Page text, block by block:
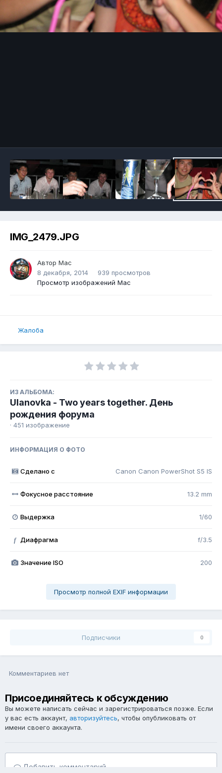
IMG_2479.JPG
Автор Mac
8 декабря, 2014
939 просмотров
Просмотр изображений Mac
Жалоба
ИЗ АЛЬБОМА:
Ulanovka - Two years together. День
рождения форума
· 451 изображение
ИНФОРМАЦИЯ О ФОТО
Сделано с Canon Canon PowerShot S5 IS
Фокусное расстояние 13.2 mm
Выдержка 1/60
f Диафрагма f/3.5
Значение ISO 200
Просмотр полной EXIF информации
Подписчики 0
Комментариев нет
Присоединяйтесь к обсуждению
Вы можете написать сейчас и зарегистрироваться позже. Если
у вас есть аккаунт, авторизуйтесь, чтобы опубликовать от
имени своего аккаунта.
Добавить комментарий...